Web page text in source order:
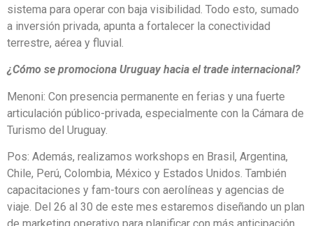
sistema para operar con baja visibilidad. Todo esto, sumado
a inversión privada, apunta a fortalecer la conectividad
terrestre, aérea y fluvial.
¿Cómo se promociona Uruguay hacia el trade internacional?
Menoni: Con presencia permanente en ferias y una fuerte
articulación público-privada, especialmente con la Cámara de
Turismo del Uruguay.
Pos: Además, realizamos workshops en Brasil, Argentina,
Chile, Perú, Colombia, México y Estados Unidos. También
capacitaciones y fam-tours con aerolíneas y agencias de
viaje. Del 26 al 30 de este mes estaremos diseñando un plan